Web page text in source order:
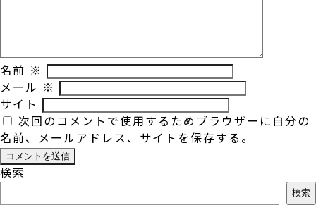
名前 ※
メール ※
サイト
次回のコメントで使用するためブラウザーに自分の
名前、メールアドレス、サイトを保存する。
検索
検索